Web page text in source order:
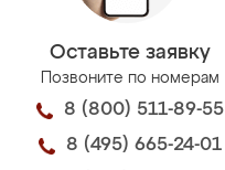
Оставьте заявку
Позвоните по номерам
8 (800) 511-89-55
8 (495) 665-24-01